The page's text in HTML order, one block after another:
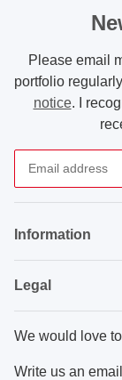
Please email
portfolio
notice. I
Information
Legal
We would love
Write us an